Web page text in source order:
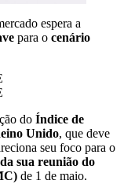
espera a
para o cenário
do Índice de
Unido, que deve
seu foco para o
sua reunião do
de 1 de maio.